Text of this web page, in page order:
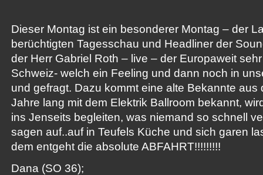
Dieser Montag ist ein besonderer Montag – der
berüchtigten Tagesschau und Headliner der
der Herr Gabriel Roth – live – der Europaweit
Schweiz- welch ein Feeling und dann noch in
und gefragt. Dazu kommt eine alte Bekannte aus
Jahre lang mit dem Elektrik Ballroom bekannt,
ins Jenseits begleiten, was niemand so schnell
sagen auf..auf in Teufels Küche und sich garen
dem entgeht die absolute ABFAHRT!!!!!!!!!
Dana (SO 36);